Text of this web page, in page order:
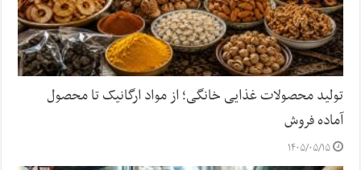
تولید محصولات غذایی خانگی؛ از مواد ارگانیک تا محصول
آماده فروش
۱۴۰۵/۰۵/۱۵